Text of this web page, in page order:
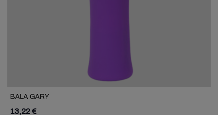
BALA GARY
13,22 €